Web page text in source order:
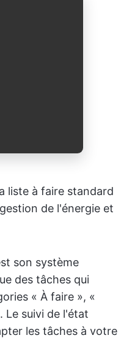
liste à faire standard
de l'énergie et
son système
des tâches qui
« À faire », «
Le suivi de l'état
les tâches à votre